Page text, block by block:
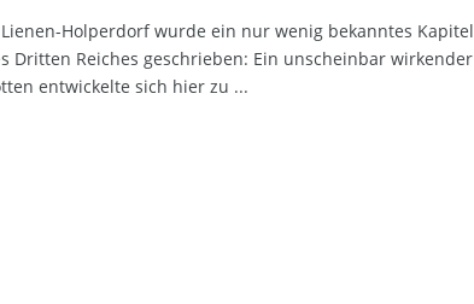
Holperdorf wurde ein nur wenig bekanntes Kapitel
Dritten Reiches geschrieben: Ein unscheinbar wirkender
entwickelte sich hier zu ...